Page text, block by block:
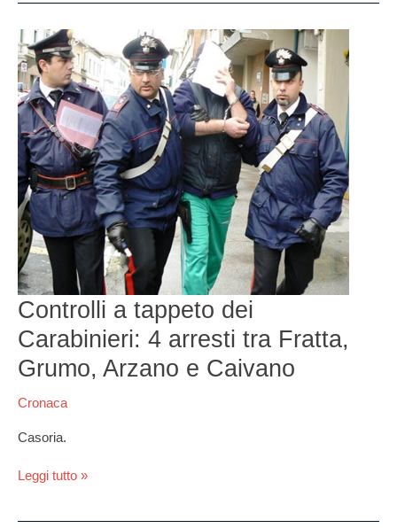
Controlli a tappeto dei
Carabinieri: 4 arresti tra Fratta,
Grumo, Arzano e Caivano
Cronaca
Casoria.
Controlli
a
tappeto
dei
Carabinieri:
4
arresti
tra
Fratta,
Grumo,
Arzano
e
Caivano
Leggi tutto »